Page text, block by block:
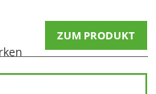
ZUM PRODUKT